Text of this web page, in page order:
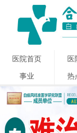
医院首页 医
事业 热